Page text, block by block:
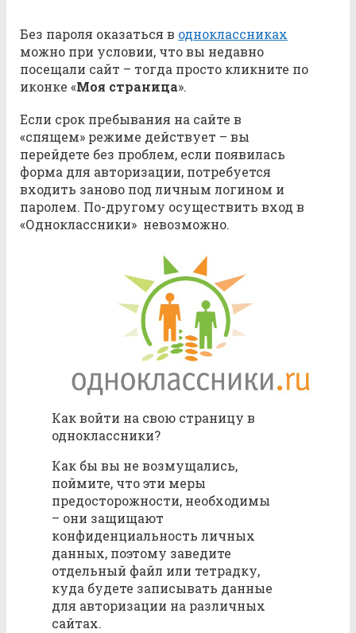
Без пароля оказаться в одноклассниках
можно при условии, что вы недавно
посещали сайт – тогда просто кликните по
иконке «Моя страница».
Если срок пребывания на сайте в
«спящем» режиме действует – вы
перейдете без проблем, если появилась
форма для авторизации, потребуется
входить заново под личным логином и
паролем. По-другому осуществить вход в
«Одноклассники» невозможно.
Как войти на свою страницу в
одноклассники?
Как бы вы не возмущались,
поймите, что эти меры
предосторожности, необходимы
– они защищают
конфиденциальность личных
данных, поэтому заведите
отдельный файл или тетрадку,
куда будете записывать данные
для авторизации на различных
сайтах.